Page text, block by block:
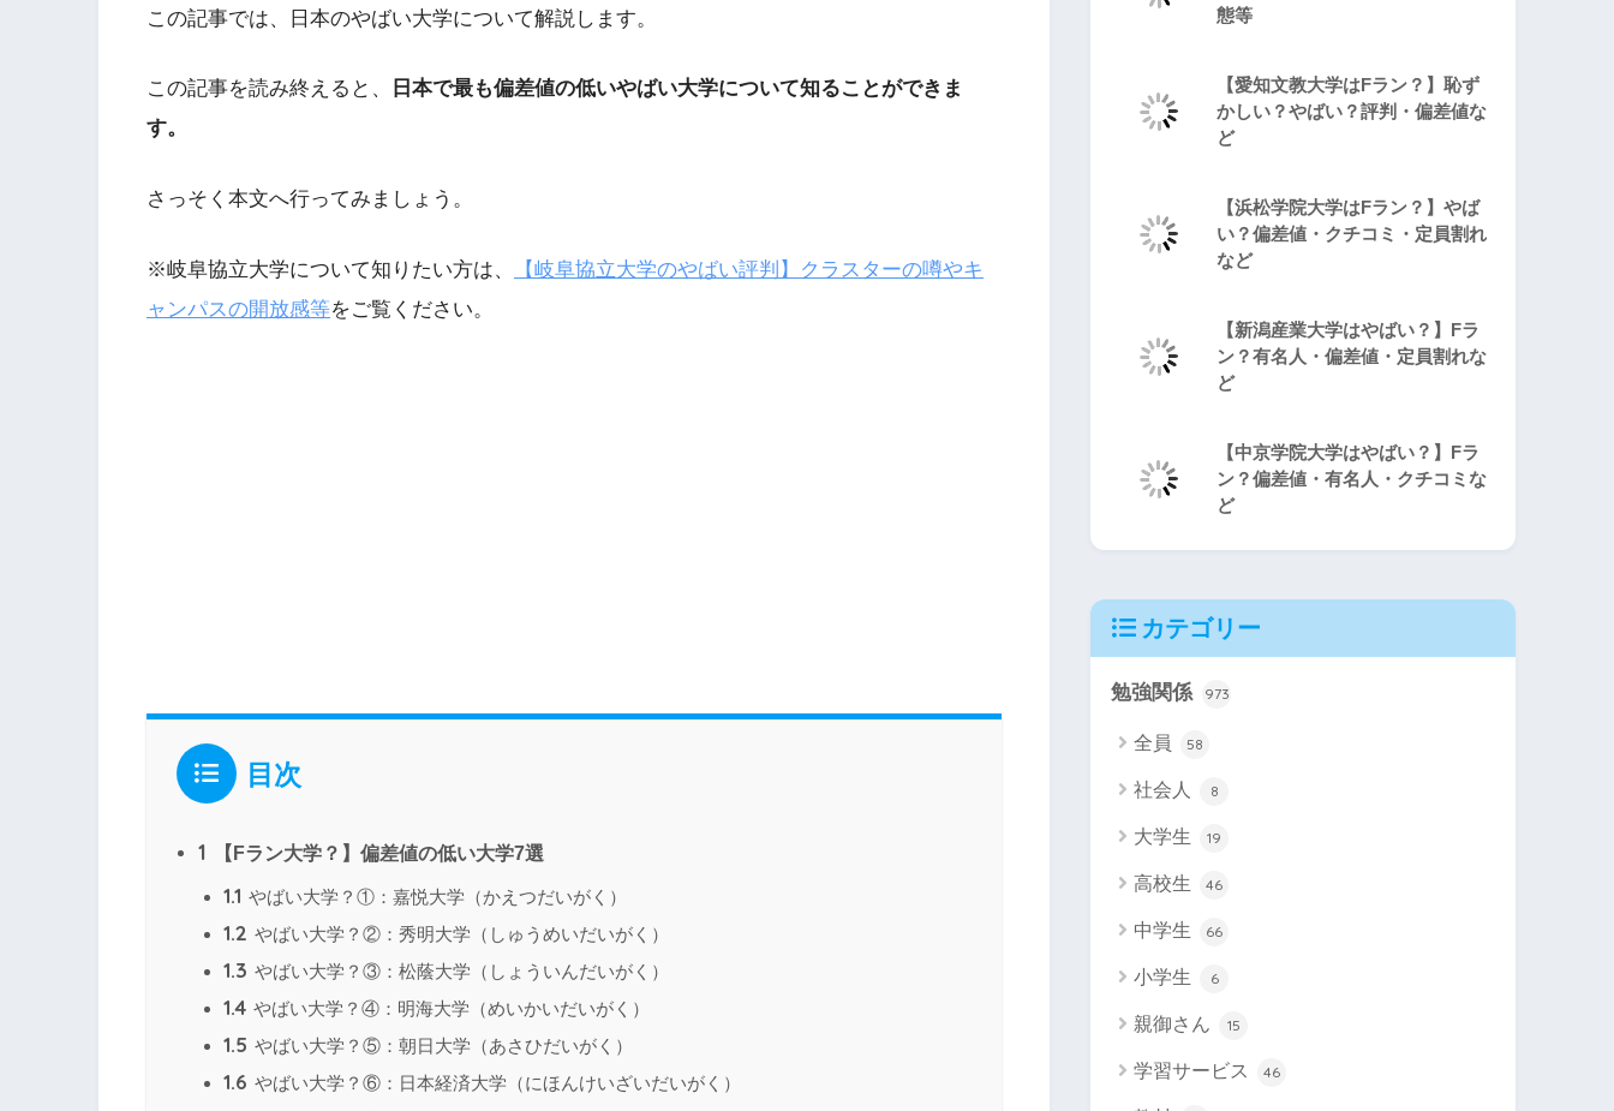
この記事では、日本のやばい大学について解説します。
この記事を読み終えると、
日本で最も偏差値の低いやばい大学について知ることができま
す。
さっそく本文へ行ってみましょう。
※岐阜協立大学について知りたい方は、
【岐阜協立大学のやばい評判】クラスターの噂やキ
ャンパスの開放感等をご覧ください。
目次
1 【Fラン大学？】偏差値の低い大学7選
1.1 やばい大学？①：嘉悦大学（かえつだいがく）
1.2 やばい大学？②：秀明大学（しゅうめいだいがく）
1.3 やばい大学？③：松蔭大学（しょういんだいがく）
1.4 やばい大学？④：明海大学（めいかいだいがく）
1.5 やばい大学？⑤：朝日大学（あさひだいがく）
1.6 やばい大学？⑥：日本経済大学（にほんけいざいだいがく）
態等
【愛知文教大学はFラン？】恥ず
かしい？やばい？評判・偏差値な
ど
【浜松学院大学はFラン？】やば
い？偏差値・クチコミ・定員割れ
など
【新潟産業大学はやばい？】Fラ
ン？有名人・偏差値・定員割れな
ど
【中京学院大学はやばい？】Fラ
ン？偏差値・有名人・クチコミな
ど
カテゴリー
勉強関係 973
全員 58
社会人 8
大学生 19
高校生 46
中学生 66
小学生 6
親御さん 15
学習サービス 46